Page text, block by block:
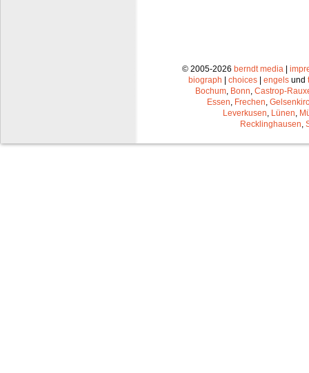
© 2005-2026 berndt media |
biograph | choices | engels und
Bochum Bonn Castrop-
Essen Frechen
Leverkusen Lünen
Recklinghausen